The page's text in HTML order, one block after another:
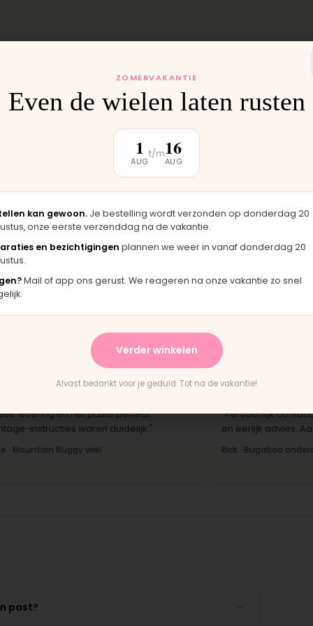
monteren wij het
weer buiten.
zag er
"Langsgekomen in Moordrecht en het
terwijl je wacht."
Bas · Joolz duwstang
en het paste perfect.
instructies waren duidelijk."
Buggy wiel
"Persoonlijk contact,
en eerlijk advies.
Rick · Bugaboo onderdeel
past?
ZOMERVAKANTIE
Even de wielen laten rusten
1
AUG
t/m16
AUG
kan gewoon. Je bestelling wordt verzonden op donderdag 20
onze eerste verzenddag na de vakantie.
en bezichtigingen plannen we weer in vanaf donderdag 20
Mail of app ons gerust. We reageren na onze vakantie zo snel
Verder winkelen
Alvast bedankt voor je geduld. Tot na de vakantie!